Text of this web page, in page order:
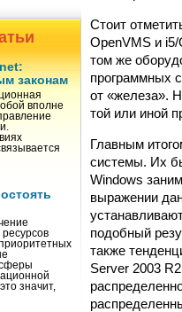
законам
вполне
значит,
Стоит
OpenVMS и
том же
программных
от «железа».
той или иной
Главным
системы. Их
Windows
выражении
подобный
также
Server 2003